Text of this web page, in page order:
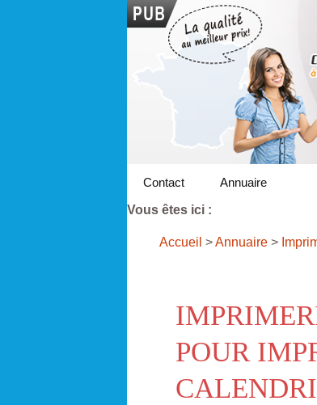
Contact
Annuaire
Vous êtes ici :
Accueil >Annuaire >
POUR